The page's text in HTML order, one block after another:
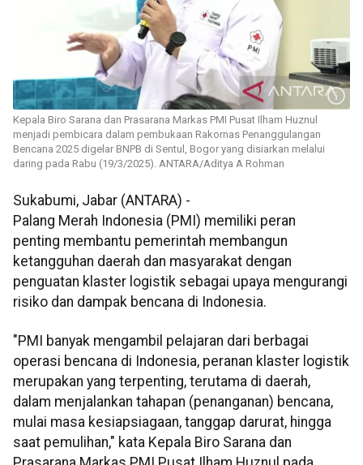
Kepala Biro Sarana dan Prasarana Markas PMI Pusat Ilham Huznul
menjadi pembicara dalam pembukaan Rakornas Penanggulangan
Bencana 2025 digelar BNPB di Sentul, Bogor yang disiarkan melalui
daring pada Rabu (19/3/2025). ANTARA/Aditya A Rohman
Sukabumi, Jabar (ANTARA) -
Palang Merah Indonesia (PMI) memiliki peran
penting membantu pemerintah membangun
ketangguhan daerah dan masyarakat dengan
penguatan klaster logistik sebagai upaya mengurangi
risiko dan dampak bencana di Indonesia.
"PMI banyak mengambil pelajaran dari berbagai
operasi bencana di Indonesia, peranan klaster logistik
merupakan yang terpenting, terutama di daerah,
dalam menjalankan tahapan (penanganan) bencana,
mulai masa kesiapsiagaan, tanggap darurat, hingga
saat pemulihan," kata Kepala Biro Sarana dan